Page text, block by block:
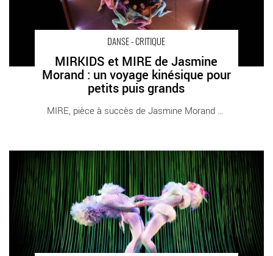
DANSE - CRITIQUE
MIRKIDS et MIRE de Jasmine
Morand : un voyage kinésique pour
petits puis grands
Waterproof 2024, porté par Le Triangle à Rennes - Critique
sortie Danse Rennes Le Triangle - Cité de la danse